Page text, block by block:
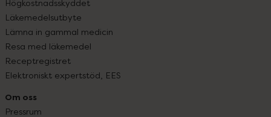
Högkostnadsskyddet
Läkemedelsutbyte
Lämna in gammal medicin
Resa med läkemedel
Receptregistret
Elektroniskt expertstöd, EES
Om oss
Pressrum